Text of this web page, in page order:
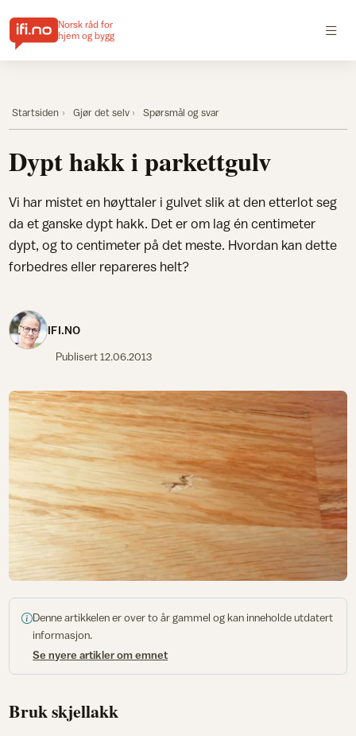
Norsk råd for
hjem og bygg
Startsiden Gjør det selv Spørsmål og svar
Dypt hakk i parkettgulv
Vi har mistet en høyttaler i gulvet slik at den etterlot seg
da et ganske dypt hakk. Det er om lag én centimeter
dypt, og to centimeter på det meste. Hvordan kan dette
forbedres eller repareres helt?
IFI.NO
Publisert12.06.2013
Denne artikkelen er over to år gammel og kan inneholde utdatert
informasjon.
Se nyere artikler om emnet
Bruk skjellakk